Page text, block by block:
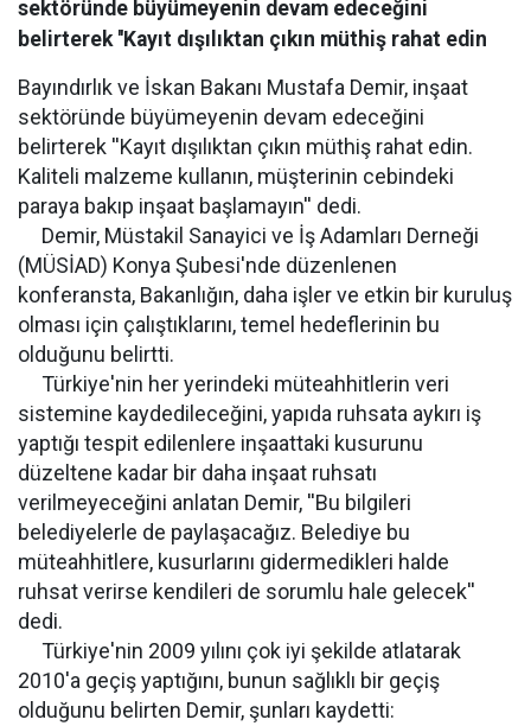
sektöründe büyümeyenin devam edeceğini
belirterek ''Kayıt dışılıktan çıkın müthiş rahat edin
Bayındırlık ve İskan Bakanı Mustafa Demir, inşaat
sektöründe büyümeyenin devam edeceğini
belirterek ''Kayıt dışılıktan çıkın müthiş rahat edin.
Kaliteli malzeme kullanın, müşterinin cebindeki
paraya bakıp inşaat başlamayın'' dedi.
Demir, Müstakil Sanayici ve İş Adamları Derneği
(MÜSİAD) Konya Şubesi'nde düzenlenen
konferansta, Bakanlığın, daha işler ve etkin bir kuruluş
olması için çalıştıklarını, temel hedeflerinin bu
olduğunu belirtti.
Türkiye'nin her yerindeki müteahhitlerin veri
sistemine kaydedileceğini, yapıda ruhsata aykırı iş
yaptığı tespit edilenlere inşaattaki kusurunu
düzeltene kadar bir daha inşaat ruhsatı
verilmeyeceğini anlatan Demir, ''Bu bilgileri
belediyelerle de paylaşacağız. Belediye bu
müteahhitlere, kusurlarını gidermedikleri halde
ruhsat verirse kendileri de sorumlu hale gelecek''
dedi.
Türkiye'nin 2009 yılını çok iyi şekilde atlatarak
2010'a geçiş yaptığını, bunun sağlıklı bir geçiş
olduğunu belirten Demir, şunları kaydetti: